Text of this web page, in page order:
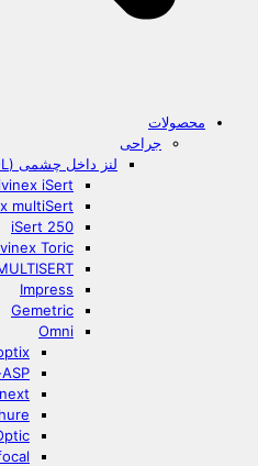
محصولات
جراحی
لنز داخل چشمی (IOL)
iSert
multiSert
iSert 250
Toric
Impress
Gemetric
Omni